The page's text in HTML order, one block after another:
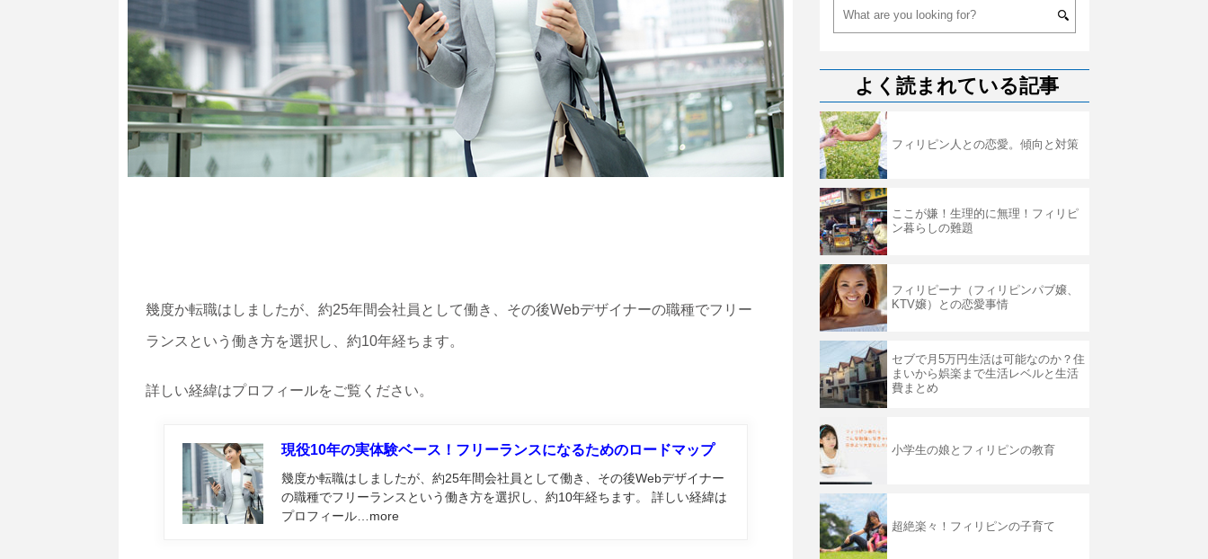
幾度か転職はしましたが、約25年間会社員として働き、その後Webデザイナーの職種でフリー
ランスという働き方を選択し、約10年経ちます。
詳しい経緯はプロフィールをご覧ください。
現役10年の実体験ベース！フリーランスになるためのロードマップ
幾度か転職はしましたが、約25年間会社員として働き、その後Webデザイナー
の職種でフリーランスという働き方を選択し、約10年経ちます。 詳しい経緯は
プロフィール…more
よく読まれている記事
フィリピン人との恋愛。傾向と対策
ここが嫌！生理的に無理！フィリピ
ン暮らしの難題
フィリピーナ（フィリピンパブ嬢、
KTV嬢）との恋愛事情
セブで月5万円生活は可能なのか？住
まいから娯楽まで生活レベルと生活
費まとめ
小学生の娘とフィリピンの教育
超絶楽々！フィリピンの子育て